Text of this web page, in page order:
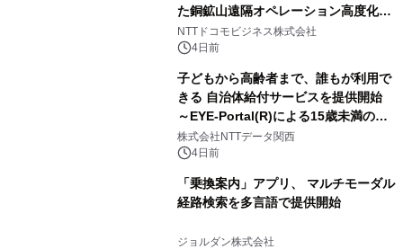
た銅鉱山遠隔オペレーション高度化に
向けた調査・実証を開始
NTTドコモビジネス株式会社
4日前
子どもから高齢者まで、誰もが利用で
きる 自治体給付サービスを提供開始
～EYE-Portal(R)による15歳未満の本
人認証と デジタルデバイド対策で実現
～
株式会社NTTデータ関西
4日前
「乗換案内」アプリ、 マルチモーダル
経路検索を多言語で提供開始
ジョルダン株式会社